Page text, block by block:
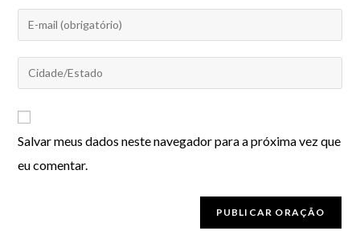
Salvar meus dados neste navegador para a próxima vez que
eu comentar.